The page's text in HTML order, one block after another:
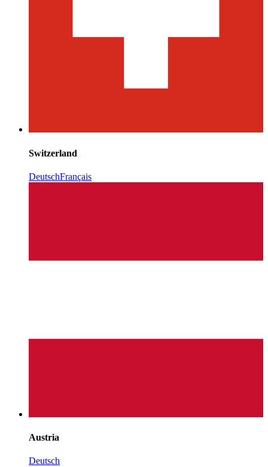
Switzerland
DeutschFrançais
Austria
Deutsch